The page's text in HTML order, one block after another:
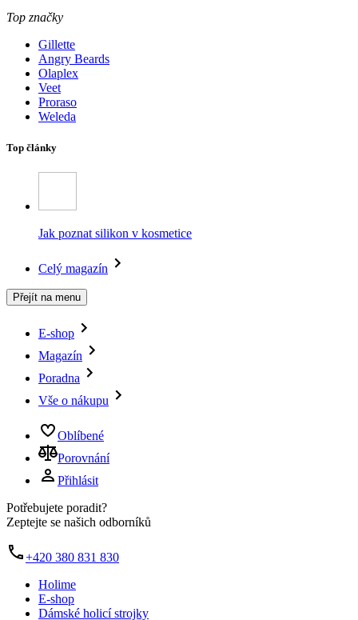
Top značky
Gillette
Angry Beards
Olaplex
Veet
Proraso
Weleda
Top články
Jak poznat silikon v kosmetice
Celý magazín
Přejít na menu
E-shop
Magazín
Poradna
Vše o nákupu
Oblíbené
Porovnání
Přihlásit
Potřebujete poradit?
Zeptejte se našich odborníků
+420 380 831 830
Holime
E-shop
Dámské holicí strojky